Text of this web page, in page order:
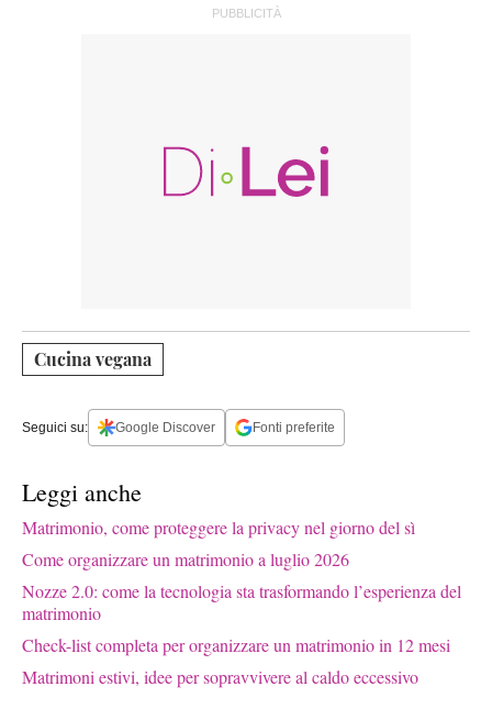
Cucina vegana
Seguici su: Google Discover Fonti preferite
Leggi anche
Matrimonio, come proteggere la privacy nel giorno del sì
Come organizzare un matrimonio a luglio 2026
Nozze 2.0: come la tecnologia sta trasformando l’esperienza del
matrimonio
Check-list completa per organizzare un matrimonio in 12 mesi
Matrimoni estivi, idee per sopravvivere al caldo eccessivo